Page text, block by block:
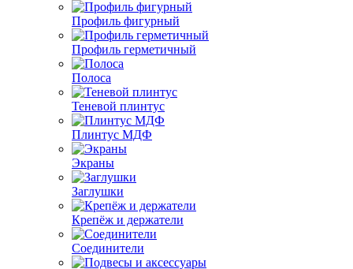
Профиль фигурный
Профиль герметичный
Полоса
Теневой плинтус
Плинтус МДФ
Экраны
Заглушки
Крепёж и держатели
Соединители